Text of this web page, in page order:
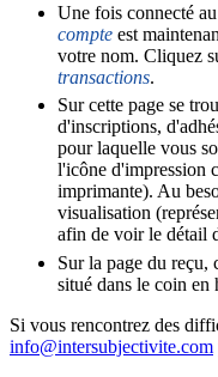
Une fois connecté
compte est
votre nom. Cliquez
transactions.
Sur cette page se
d'inscriptions,
pour laquelle vous
l'icône d'impression
imprimante). Au
visualisation
afin de voir le détail
Sur la page du reçu,
situé dans le coin en
Si vous rencontrez des
info@intersubjectivite.com